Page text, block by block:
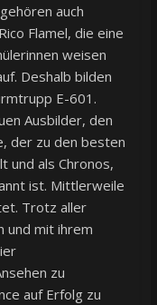
auch
Flamel, die eine
weisen
Deshalb bilden
E-601.
Ausbilder, den
der zu den besten
und als Chronos,
ist. Mittlerweile
Trotz aller
und mit ihrem
zu
auf Erfolg zu